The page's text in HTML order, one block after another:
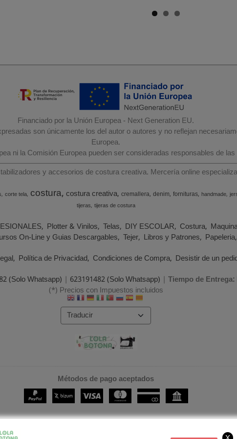
Financiado por la Unión Europea - Next Generation EU.
son únicamente los del autor o autores y no reflejan
Europea.
ni la Comisión Europea pueden ser consideradas responsables de
y accesorios de costura creativa. Mercería online
corte tela costura costura creativa cremallera denim fornituras handmade
tijeras tijeras de costura
Plotter & Vinilos Telas DIY ESCOLAR Costura
On-Line y Guias Descargables Tejer Libros y Patrones Papeleria
Política de Privacidad Condiciones de Compra Desistir de un
(Solo Whatsapp) | 623191482 (Solo Whatsapp) | Tiempo de Entrega:
(*) Precios con Impuestos incluidos
Métodos de pago aceptados